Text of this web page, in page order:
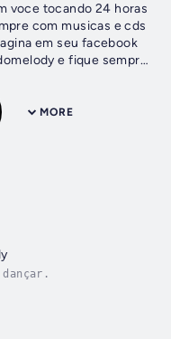
voce tocando 24 horas
com musicas e cds
em seu facebook
e fique sempre
do...
MORE